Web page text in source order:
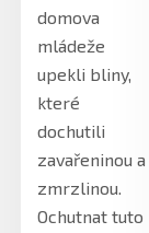
domova
mládeže
upekli bliny,
které
dochutili
zavařeninou a
zmrzlinou.
Ochutnat tuto